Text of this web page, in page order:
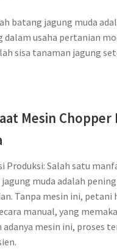
batang jagung muda
dalam usaha pertanian
sisa tanaman jagung
Mesin
Produksi: Salah satu
muda adalah
Tanpa mesin ini, petani
manual, yang
adanya mesin ini, proses